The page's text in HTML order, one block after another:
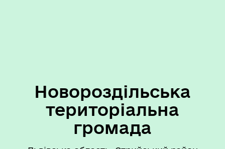
Новороздільська
територіальна
громада